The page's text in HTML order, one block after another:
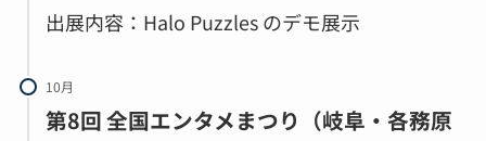
出展内容：Halo Puzzles のデモ展示
10月
第8回 全国エンタメまつり（岐阜・各務原